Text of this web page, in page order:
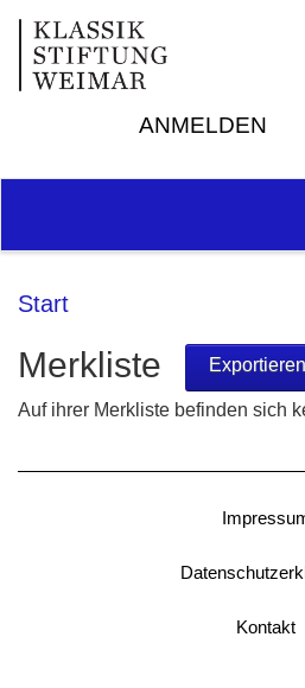
ANMELDEN
Start
Exportieren
Merkliste
Auf ihrer Merkliste befinden sich
Kontakt